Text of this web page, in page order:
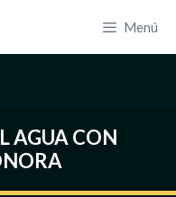
Menú
AGUA CON